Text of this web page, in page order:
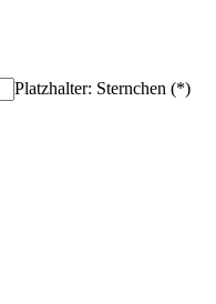
Platzhalter: Sternchen (*)